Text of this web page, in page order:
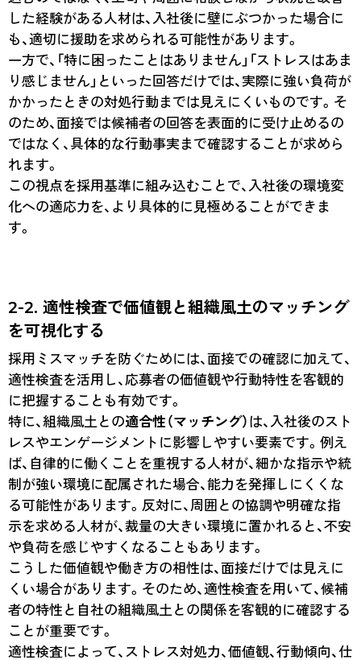
した経験がある人材は、入社後に壁にぶつかった場合に
も、適切に援助を求められる可能性があります。
一方で、「特に困ったことはありません」「ストレスはあま
り感じません」といった回答だけでは、実際に強い負荷が
かかったときの対処行動までは見えにくいものです。そ
のため、面接では候補者の回答を表面的に受け止めるの
ではなく、具体的な行動事実まで確認することが求めら
れます。
この視点を採用基準に組み込むことで、入社後の環境変
化への適応力を、より具体的に見極めることができま
す。
2-2. 適性検査で価値観と組織風土のマッチング
を可視化する
採用ミスマッチを防ぐためには、面接での確認に加えて、
適性検査を活用し、応募者の価値観や行動特性を客観的
に把握することも有効です。
特に、組織風土との適合性（マッチング） は、入社後のスト
レスやエンゲージメントに影響しやすい要素です。例え
ば、自律的に働くことを重視する人材が、細かな指示や統
制が強い環境に配属された場合、能力を発揮しにくくな
る可能性があります。反対に、周囲との協調や明確な指
示を求める人材が、裁量の大きい環境に置かれると、不安
や負荷を感じやすくなることもあります。
こうした価値観や働き方の相性は、面接だけでは見えに
くい場合があります。そのため、適性検査を用いて、候補
者の特性と自社の組織風土との関係を客観的に確認する
ことが重要です。
適性検査によって、ストレス対処力、価値観、行動傾向、仕